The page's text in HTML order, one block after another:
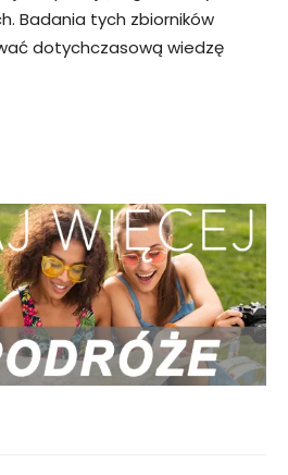
Badania tych zbiorników
dotychczasową wiedzę